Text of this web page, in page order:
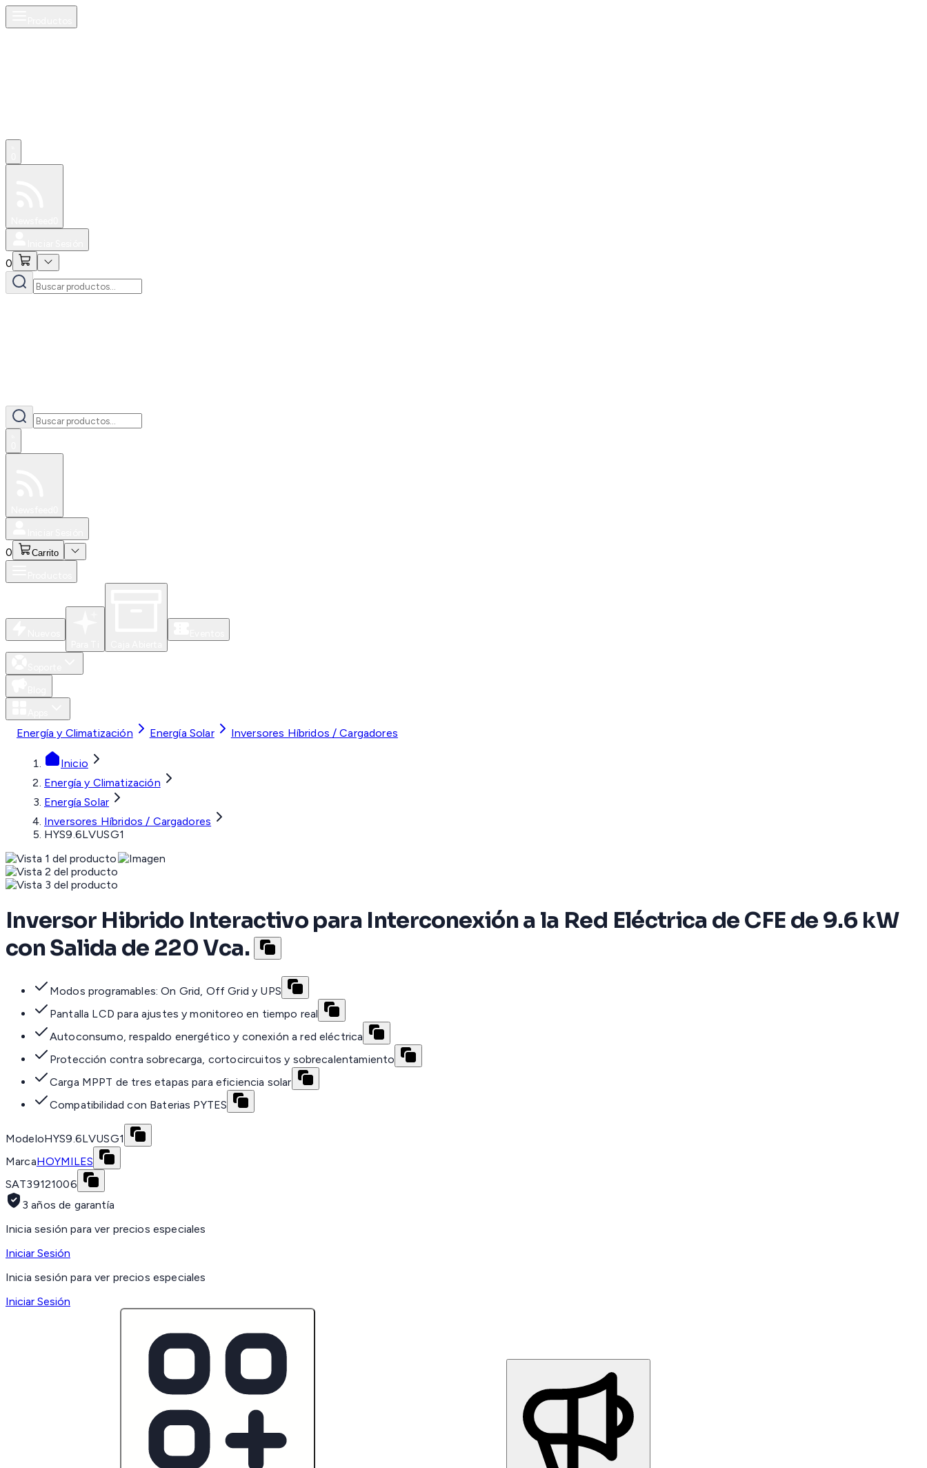
0
0 Carrito
Energía y Climatización Energía Solar Inversores Híbridos / Cargadores
Inicio
Energía y Climatización
Energía Solar
Inversores Híbridos / Cargadores
HYS9.6LVUSG1
Inversor Hibrido Interactivo para Interconexión a la Red Eléctrica de CFE de 9.6 kW
con Salida de 220 Vca.
Modos programables: On Grid, Off Grid y UPS
Pantalla LCD para ajustes y monitoreo en tiempo real
Autoconsumo, respaldo energético y conexión a red eléctrica
Protección contra sobrecarga, cortocircuitos y sobrecalentamiento
Carga MPPT de tres etapas para eficiencia solar
Compatibilidad con Baterias PYTES
ModeloHYS9.6LVUSG1
MarcaHOYMILES
SAT39121006
3 años de garantía
Inicia sesión para ver precios especiales
Iniciar Sesión
Inicia sesión para ver precios especiales
Iniciar Sesión